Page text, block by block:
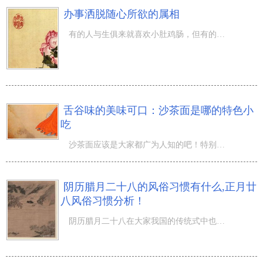
办事洒脱随心所欲的属相
有的人与生俱来就喜欢小肚鸡肠，但有的人无论对什么事情全是随意的心态。尽管看上去性情十分非常好，但一样
舌谷味的美味可口：沙茶面是哪的特色小
吃
阴历腊月二十八的风俗习惯有什么,正月廿
八风俗习惯分析！